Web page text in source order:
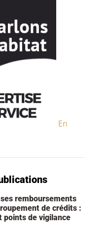
En
remboursements
de crédits :
points de vigilance